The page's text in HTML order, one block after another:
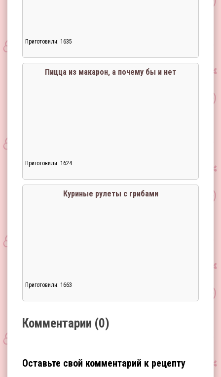
Приготовили: 1635
Пицца из макарон, а почему бы и нет
Приготовили: 1624
Куриные рулеты с грибами
Приготовили: 1663
Комментарии (0)
Оставьте свой комментарий к рецепту